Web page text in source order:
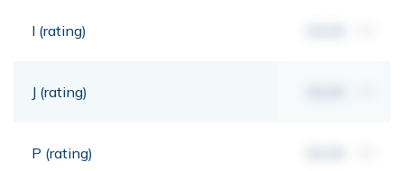
I (rating)
J (rating)
P (rating)